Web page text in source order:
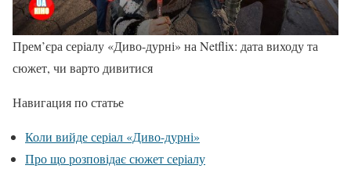
Прем’єра серіалу «Диво-дурні» на Netflix: дата виходу та
сюжет, чи варто дивитися
Навигация по статье
Коли вийде серіал «Диво-дурні»
Про що розповідає сюжет серіалу